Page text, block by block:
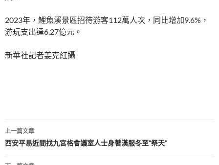
2023年，鯉魚溪景區招待游客112萬人次，同比增加9.6%，
游玩支出達6.27億元。
新華社記者姜克紅攝
文
章
導
上一篇文章
西安平易近間找九宮格會議室人士身著漢服冬至“祭天”